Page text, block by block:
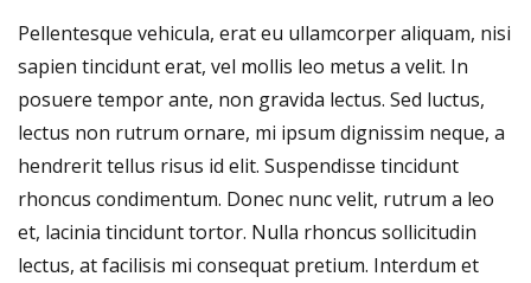
Pellentesque vehicula, erat eu ullamcorper aliquam, nisi
sapien tincidunt erat, vel mollis leo metus a velit. In
posuere tempor ante, non gravida lectus. Sed luctus,
lectus non rutrum ornare, mi ipsum dignissim neque, a
hendrerit tellus risus id elit. Suspendisse tincidunt
rhoncus condimentum. Donec nunc velit, rutrum a leo
et, lacinia tincidunt tortor. Nulla rhoncus sollicitudin
lectus, at facilisis mi consequat pretium. Interdum et